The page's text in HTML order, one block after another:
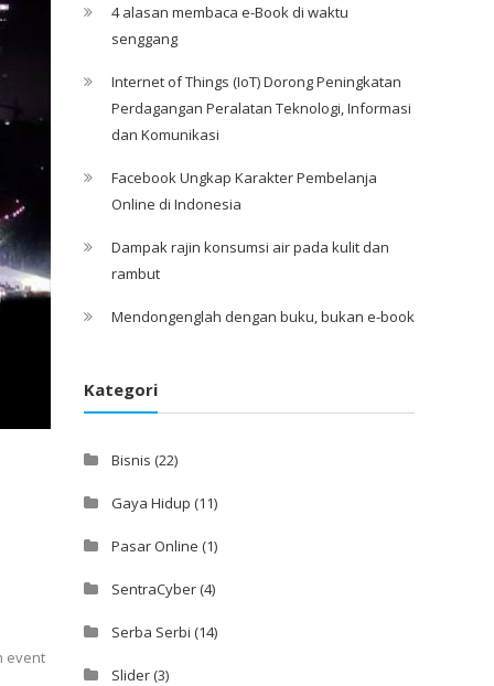
event
4 alasan membaca e-Book di waktu
senggang
Internet of Things (IoT) Dorong Peningkatan
Perdagangan Peralatan Teknologi, Informasi
dan Komunikasi
Facebook Ungkap Karakter Pembelanja
Online di Indonesia
Dampak rajin konsumsi air pada kulit dan
rambut
Mendongenglah dengan buku, bukan e-book
Kategori
Bisnis (22)
Gaya Hidup (11)
Pasar Online (1)
SentraCyber(4)
Serba Serbi (14)
Slider(3)